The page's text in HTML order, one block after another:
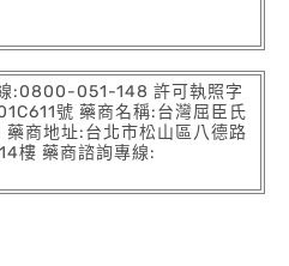
:0800-051-148 許可執照字
號 藥商名稱:台灣屈臣氏
商地址:台北市松山區八德路
樓 藥商諮詢專線: